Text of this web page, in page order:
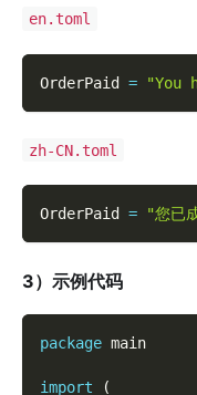
en.toml
OrderPaid = "You
zh-CN.toml
OrderPaid = "您已
3）示例代码
package main
import
(